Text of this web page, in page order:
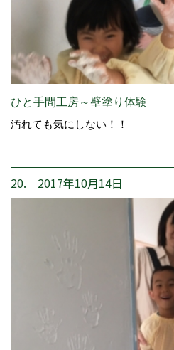
ひと手間工房～壁塗り体験
汚れても気にしない！！
20. 2017年10月14日